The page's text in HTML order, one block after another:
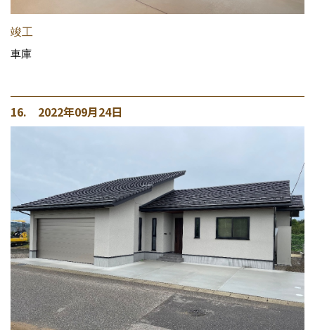
竣工
車庫
16. 2022年09月24日